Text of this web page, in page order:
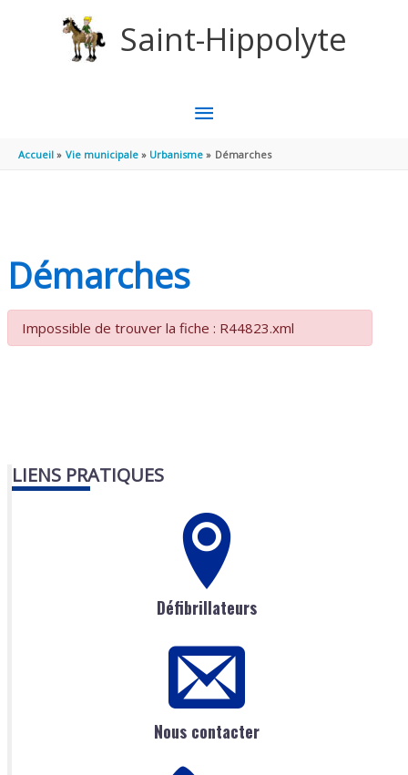
Saint-Hippolyte
MENU
PRINCIPAL
Accueil Vie municipale Urbanisme Démarches
Démarches
Impossible de trouver la fiche : R44823.xml
LIENS PRATIQUES
Défibrillateurs
Nous contacter